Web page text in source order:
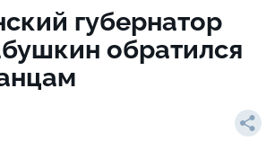
губернатор
обратился